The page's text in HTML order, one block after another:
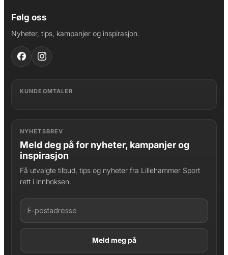
Følg oss
Nyheter, tips, kampanjer og inspirasjon.
KUNDEOMTALER
NYHETSBREV
Meld deg på for nyheter, kampanjer og
inspirasjon
Få utvalgte tilbud, tips og nyheter fra Lillehammer Sport
rett i innboksen.
LAGT I HANDLEKURV
Produktet er lagt til